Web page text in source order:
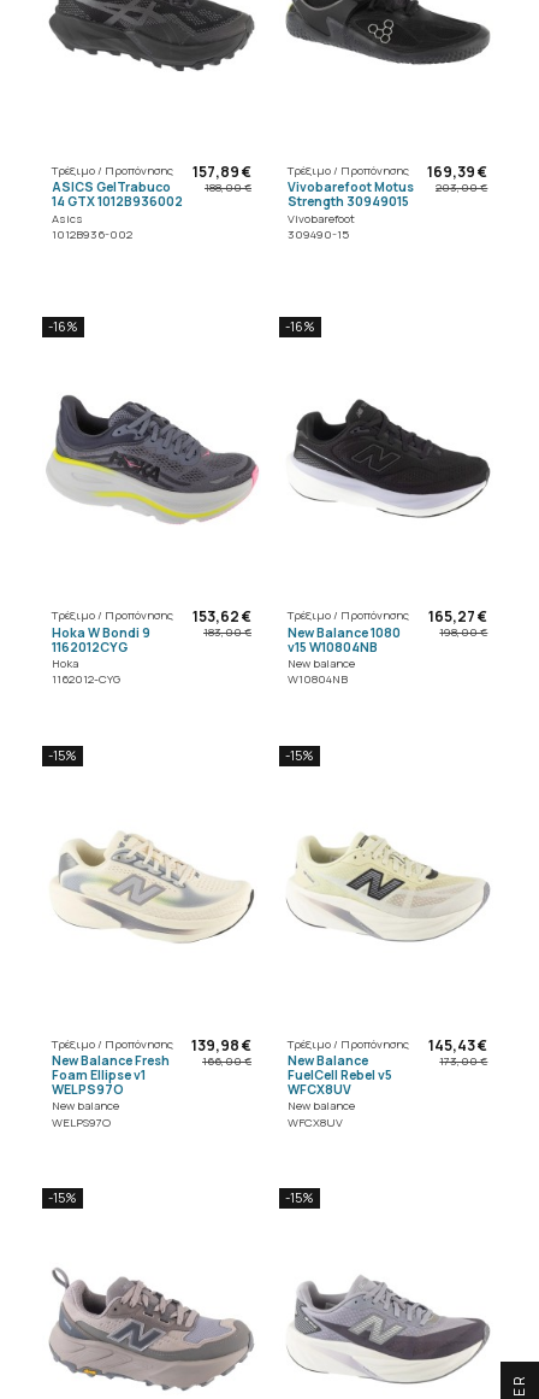
Τρέξιμο / Προπόνησης
ASICS GelTrabuco
14 GTX 1012B936002
Asics
1012B936-002
157,89 €
188,00 €
Τρέξιμο / Προπόνησης
Vivobarefoot Motus
Strength 30949015
Vivobarefoot
309490-15
169,39 €
203,00 €
-16%
Τρέξιμο / Προπόνησης
Hoka W Bondi 9
1162012CYG
Hoka
1162012-CYG
153,62 €
183,00 €
-16%
Τρέξιμο / Προπόνησης
New Balance 1080
v15 W10804NB
New balance
W10804NB
165,27 €
198,00 €
-15%
Τρέξιμο / Προπόνησης
New Balance Fresh
Foam Ellipse v1
WELPS97O
New balance
WELPS97O
139,98 €
166,00 €
-15%
Τρέξιμο / Προπόνησης
New Balance
FuelCell Rebel v5
WFCX8UV
New balance
WFCX8UV
145,43 €
173,00 €
-15% -15%